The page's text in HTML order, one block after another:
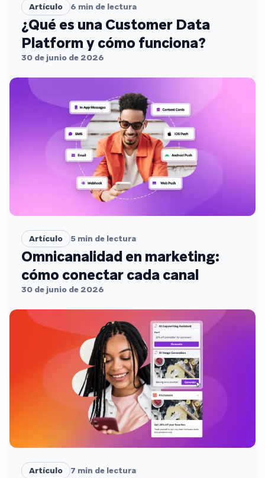
Artículo 6 min de lectura
¿Qué es una Customer Data
Platform y cómo funciona?
30 de junio de 2026
Artículo 5 min de lectura
Omnicanalidad en marketing:
cómo conectar cada canal
30 de junio de 2026
Artículo 7 min de lectura